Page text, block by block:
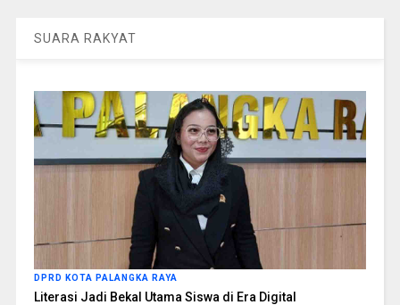
SUARA RAKYAT
DPRD KOTA PALANGKA RAYA
Literasi Jadi Bekal Utama Siswa di Era Digital